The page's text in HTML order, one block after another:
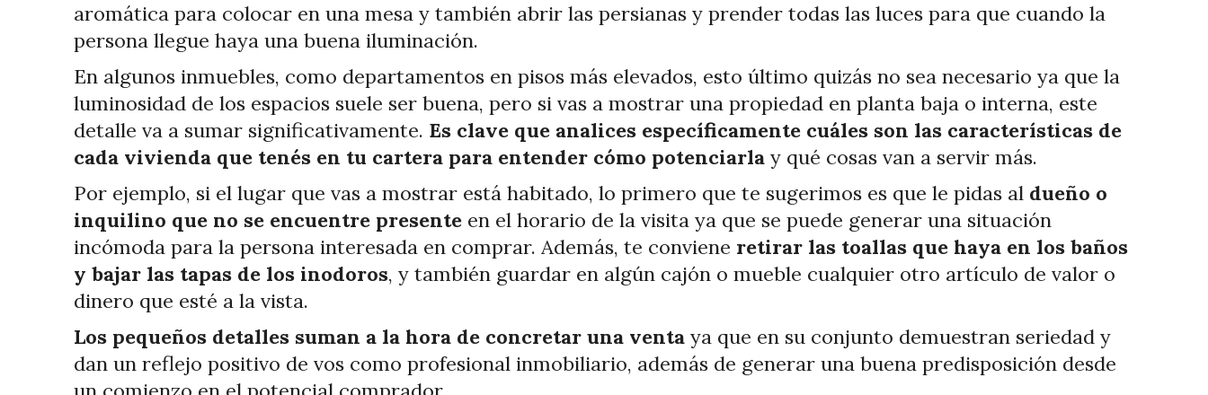
aromática para colocar en una mesa y también abrir las persianas y prender todas las luces para que cuando la
persona llegue haya una buena iluminación.
En algunos inmuebles, como departamentos en pisos más elevados, esto último quizás no sea necesario ya que la
luminosidad de los espacios suele ser buena, pero si vas a mostrar una propiedad en planta baja o interna, este
detalle va a sumar significativamente. Es clave que analices específicamente cuáles son las características de
cada vivienda que tenés en tu cartera para entender cómo potenciarla y qué cosas van a servir más.
Por ejemplo, si el lugar que vas a mostrar está habitado, lo primero que te sugerimos es que le pidas al dueño o
inquilino que no se encuentre presente en el horario de la visita ya que se puede generar una situación
incómoda para la persona interesada en comprar. Además, te conviene retirar las toallas que haya en los baños
y bajar las tapas de los inodoros, y también guardar en algún cajón o mueble cualquier otro artículo de valor o
dinero que esté a la vista.
Los pequeños detalles suman a la hora de concretar una venta ya que en su conjunto demuestran seriedad y
dan un reflejo positivo de vos como profesional inmobiliario, además de generar una buena predisposición desde